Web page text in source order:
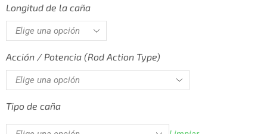
Acción / Potencia (Rod Action Type)
Tipo de caña
Limpiar